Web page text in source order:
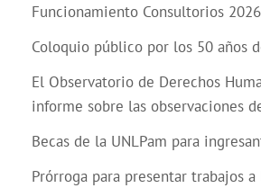
Funcionamiento Consultorios 2026
Coloquio público por los 50 años
El Observatorio de Derechos
informe sobre las observaciones
Becas de la UNLPam para
Prórroga para presentar trabajos a